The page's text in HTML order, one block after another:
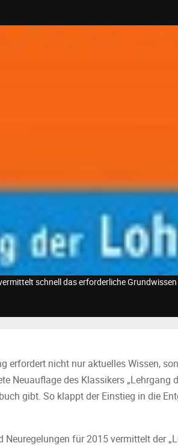
schnell das erforderliche
erfordert nicht nur aktuelles Wissen,
Neuauflage des Klassikers „Lehrgang
gibt. So klappt der Einstieg in die
für 2015 vermittelt der